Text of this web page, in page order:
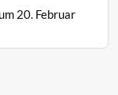
20. Februar